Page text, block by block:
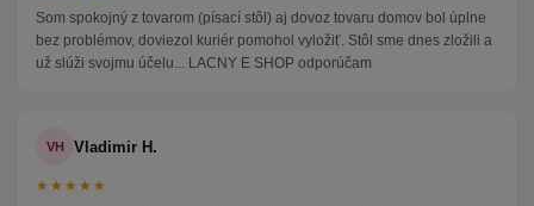
Som spokojný z tovarom (písací stôl) aj dovoz tovaru domov bol úplne
bez problémov, doviezol kuriér pomohol vyložiť. Stôl sme dnes zložili a
už slúži svojmu účelu... LACNY E SHOP odporúčam
VH Vladimir H.
★★★★★